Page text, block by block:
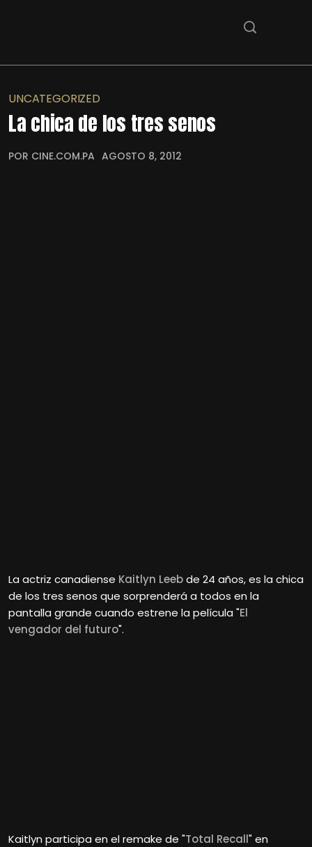
UNCATEGORIZED
La chica de los tres senos
POR CINE.COM.PA AGOSTO 8, 2012
La actriz canadiense Kaitlyn Leebde 24 años, es la chica
de los tres senos que sorprenderá a todos en la
pantalla grande cuando estrene la película "El
vengador del futuro".
Kaitlyn participa en el remake de "Total Recall" en